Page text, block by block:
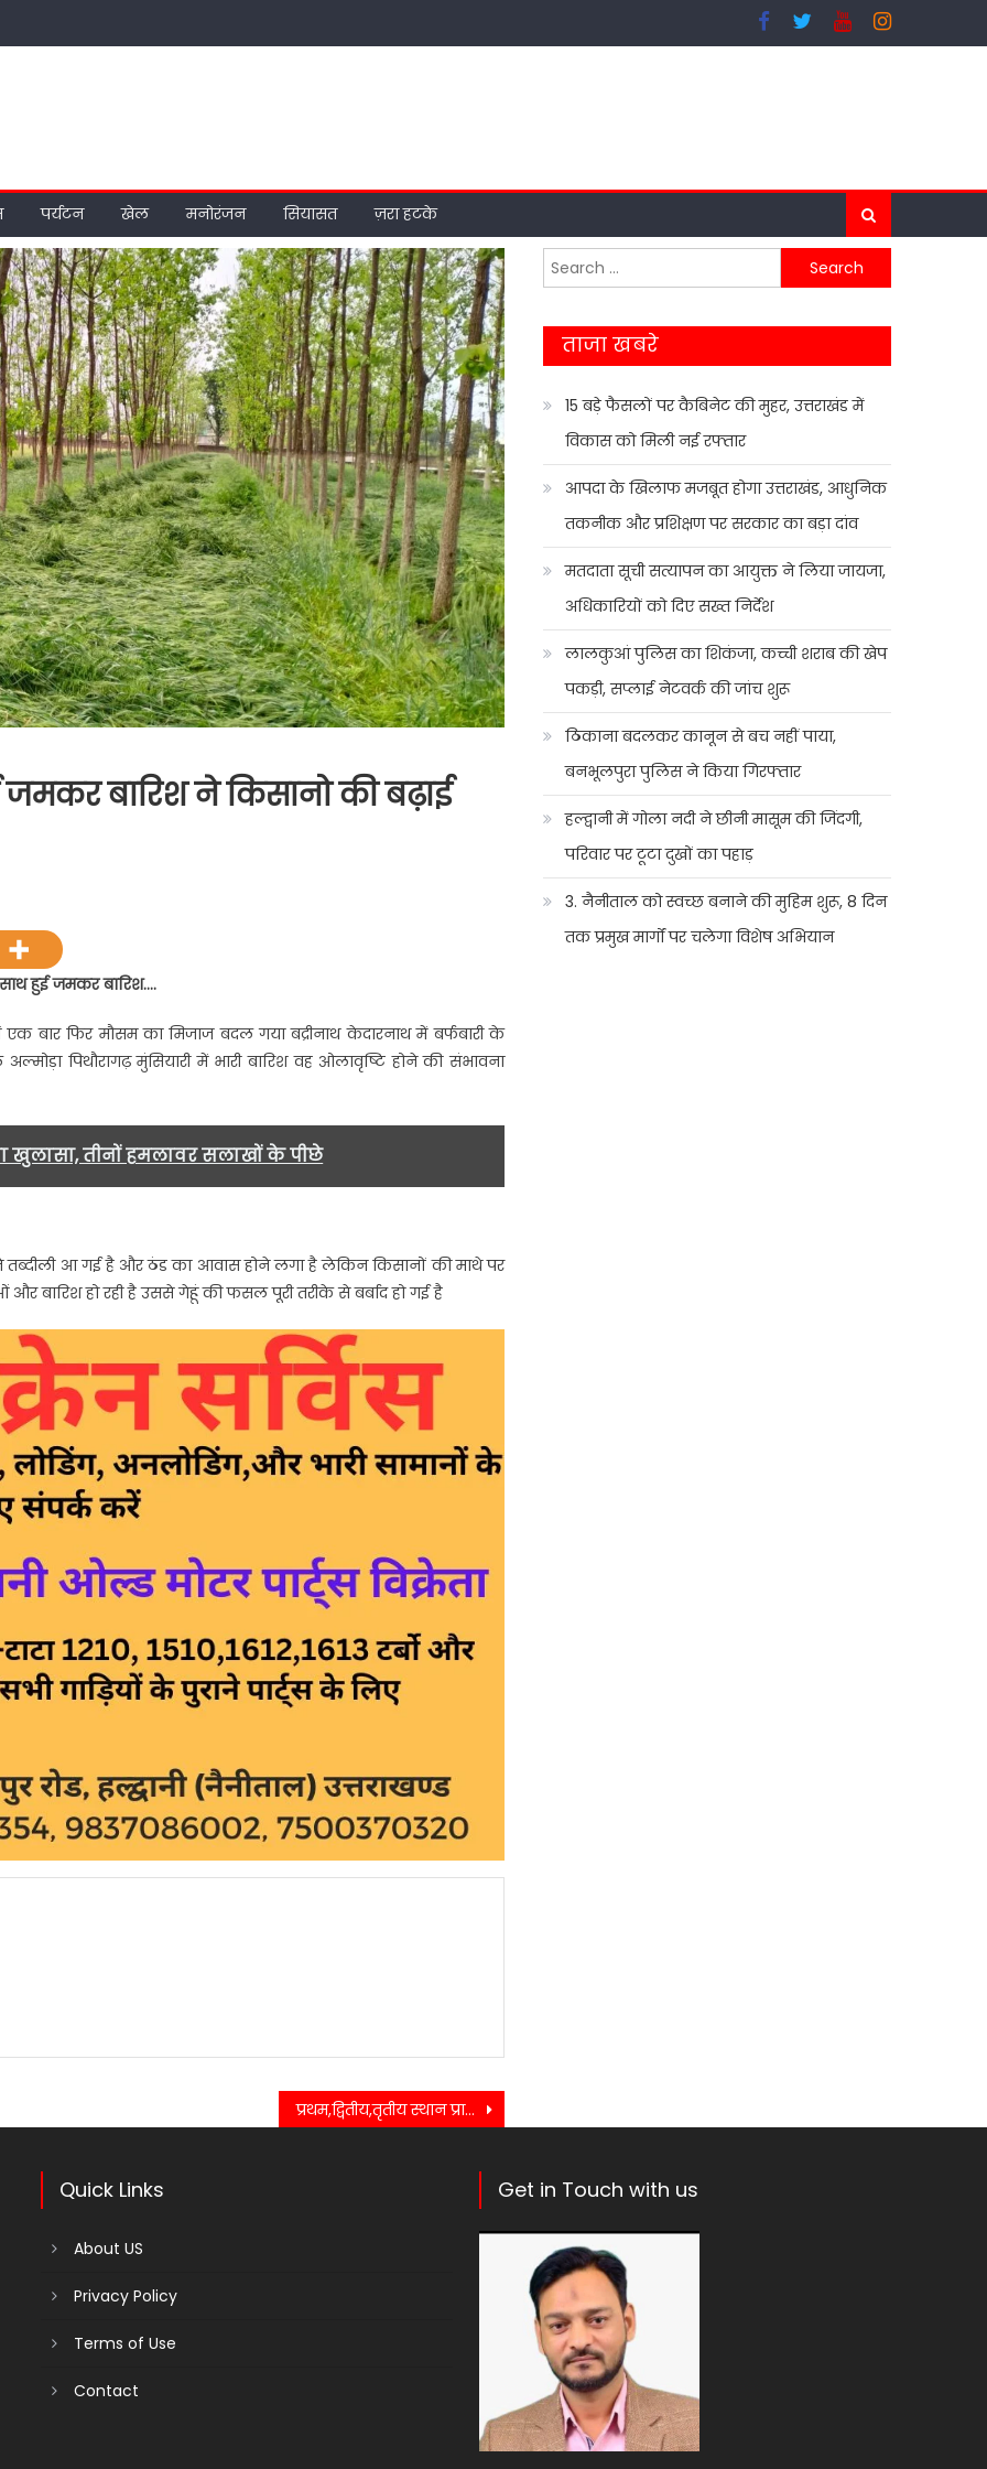
पर्यटन खेल मनोरंजन सियासत ज़रा हटके
बारिश ने किसानो की बढ़ाई
हुई जमकर बारिश….
बार फिर मौसम का मिजाज बदल गया बद्रीनाथ केदारनाथ में बर्फबारी के
पिथौरागढ़ मुंसियारी में भारी बारिश वह ओलावृष्टि होने की संभावना
खुलासा, तीनों हमलावर सलाखों के पीछे
तब्दीली आ गई है और ठंड का आवास होने लगा है लेकिन किसानों की माथे पर
बारिश हो रही है उससे गेहूं की फसल पूरी तरीके से बर्बाद हो गई है
प्रथम,द्वितीय,तृतीय स्थान प्राप्त करने वाले छात्र छात्राओं को सम्मानित कर की गई उज्वल भविष्य की कामना….
Search
for:
ताजा खबरे
15 बड़े फैसलों पर कैबिनेट की मुहर, उत्तराखंड में
विकास को मिली नई रफ्तार
आपदा के खिलाफ मजबूत होगा उत्तराखंड, आधुनिक
तकनीक और प्रशिक्षण पर सरकार का बड़ा दांव
मतदाता सूची सत्यापन का आयुक्त ने लिया जायजा,
अधिकारियों को दिए सख्त निर्देश
लालकुआं पुलिस का शिकंजा, कच्ची शराब की खेप
पकड़ी, सप्लाई नेटवर्क की जांच शुरू
ठिकाना बदलकर कानून से बच नहीं पाया,
बनभूलपुरा पुलिस ने किया गिरफ्तार
हल्द्वानी में गोला नदी ने छीनी मासूम की जिंदगी,
परिवार पर टूटा दुखों का पहाड़
3. नैनीताल को स्वच्छ बनाने की मुहिम शुरू, 8 दिन
तक प्रमुख मार्गों पर चलेगा विशेष अभियान
Quick Links
About US
Privacy Policy
Terms of Use
Contact
Get in Touch with us